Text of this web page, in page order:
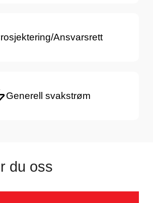
Ansvarsrett
Generell svakstrøm
du oss